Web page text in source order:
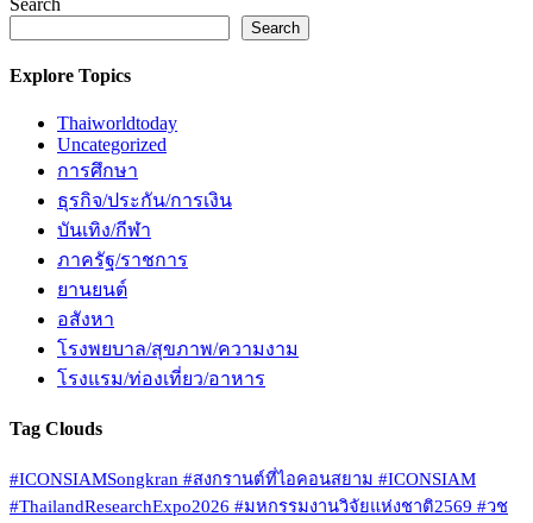
Search
Search
Explore Topics
Thaiworldtoday
Uncategorized
การศึกษา
ธุรกิจ/ประกัน/การเงิน
บันเทิง/กีฬา
ภาครัฐ/ราชการ
ยานยนต์
อสังหา
โรงพยบาล/สุขภาพ/ความงาม
โรงแรม/ท่องเที่ยว/อาหาร
Tag Clouds
#ICONSIAMSongkran #สงกรานต์ที่ไอคอนสยาม #ICONSIAM
#ThailandResearchExpo2026 #มหกรรมงานวิจัยแห่งชาติ2569 #วช